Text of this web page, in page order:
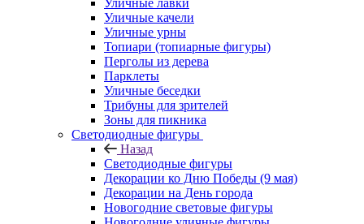
Уличные лавки
Уличные качели
Уличные урны
Топиари (топиарные фигуры)
Перголы из дерева
Парклеты
Уличные беседки
Трибуны для зрителей
Зоны для пикника
Светодиодные фигуры
Назад
Светодиодные фигуры
Декорации ко Дню Победы (9 мая)
Декорации на День города
Новогодние световые фигуры